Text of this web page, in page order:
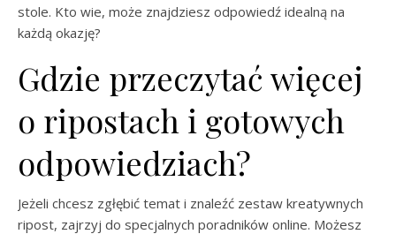
stole. Kto wie, może znajdziesz odpowiedź idealną na
każdą okazję?
Gdzie przeczytać więcej
o ripostach i gotowych
odpowiedziach?
Jeżeli chcesz zgłębić temat i znaleźć zestaw kreatywnych
ripost, zajrzyj do specjalnych poradników online. Możesz